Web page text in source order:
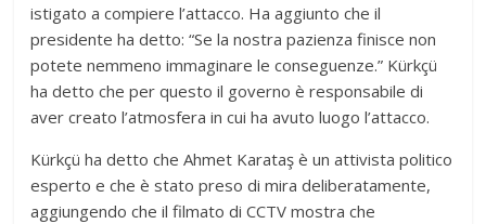
istigato a compiere l’attacco. Ha aggiunto che il
presidente ha detto: “Se la nostra pazienza finisce non
potete nemmeno immaginare le conseguenze.” Kürkçü
ha detto che per questo il governo è responsabile di
aver creato l’atmosfera in cui ha avuto luogo l’attacco.
Kürkçü ha detto che Ahmet Karataş è un attivista politico
esperto e che è stato preso di mira deliberatamente,
aggiungendo che il filmato di CCTV mostra che